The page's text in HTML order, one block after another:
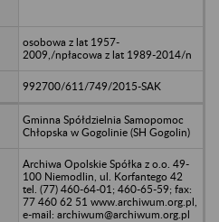
osobowa z lat 1957-
2009,/npłacowa z lat 1989-2014/n
992700/611/749/2015-SAK
Gminna Spółdzielnia Samopomoc
Chłopska w Gogolinie (SH Gogolin)
Archiwa Opolskie Spółka z o.o. 49-
100 Niemodlin, ul. Korfantego 42
tel. (77) 460-64-01; 460-65-59; fax:
77 460 62 51 www.archiwum.org.pl,
e-mail: archiwum@archiwum.org.pl